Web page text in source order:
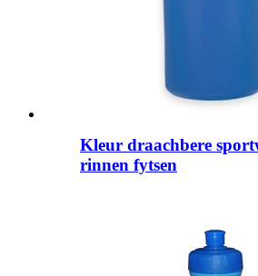
Kleur draachbere
rinnen fytsen